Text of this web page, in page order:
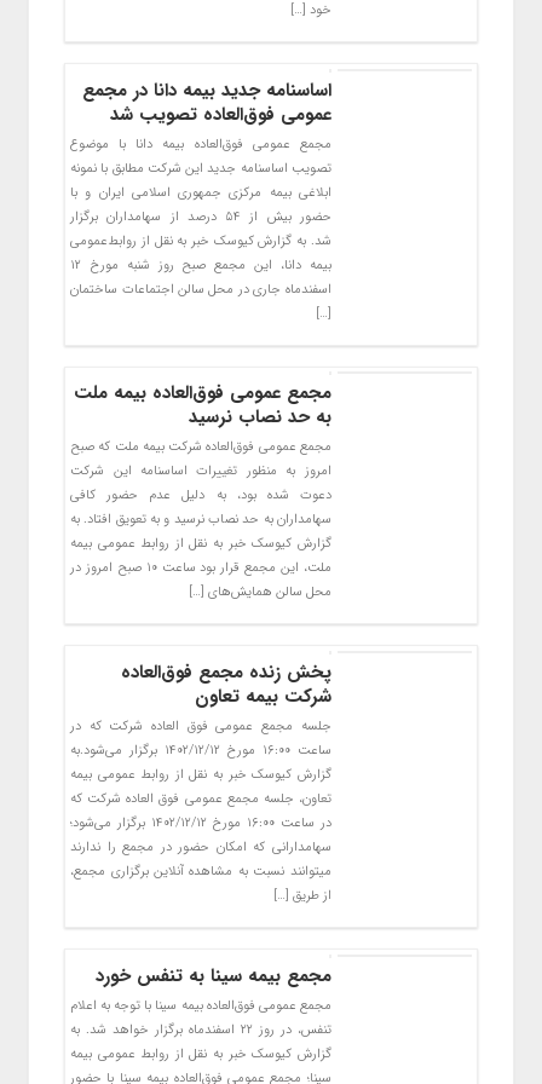
خود […]
اساسنامه جدید بیمه دانا در مجمع
عمومی فوق‌العاده تصویب شد
مجمع عمومی فوق‌العاده بیمه دانا با موضوع
تصویب اساسنامه جدید این شرکت مطابق با نمونه
ابلاغی بیمه مرکزی جمهوری اسلامی ایران و با
حضور بیش از ۵۴ درصد از سهامداران برگزار
شد. به گزارش کیوسک خبر به نقل از روابط‌عمومی
بیمه دانا، این مجمع صبح روز شنبه مورخ ۱۲
اسفند‌ماه جاری در محل سالن اجتماعات ساختمان
[…]
مجمع عمومی فوق‌العاده بیمه ملت
به حد نصاب نرسید
مجمع عمومی فوق‌العاده شرکت بیمه ملت که صبح
امروز به منظور تغییرات اساسنامه این شرکت
دعوت شده بود، به دلیل عدم حضور کافی
سهامداران به حد نصاب نرسید و به تعویق افتاد. به
گزارش کیوسک خبر به نقل از روابط عمومی بیمه
ملت، این مجمع قرار بود ساعت ۱۰ صبح امروز در
محل سالن همایش‌های […]
پخش زنده مجمع فوق‌العاده
شرکت بیمه تعاون
جلسه مجمع عمومی فوق العاده شرکت که در
ساعت ۱۶:۰۰ مورخ ۱۴۰۲/۱۲/۱۲ برگزار می‌شود.به
گزارش کیوسک خبر به نقل از روابط عمومی بیمه
تعاون، جلسه مجمع عمومی فوق العاده شرکت که
در ساعت ۱۶:۰۰ مورخ ۱۴۰۲/۱۲/۱۲ برگزار می‌شود؛
سهامدارانی که امکان حضور در مجمع را ندارند
میتوانند نسبت به مشاهده آنلاین برگزاری مجمع،
از طریق […]
مجمع بیمه سینا به تنفس خورد
مجمع عمومی فوق‌العاده بیمه سینا با توجه به اعلام
تنفس، در روز ۲۲ اسفندماه برگزار خواهد شد. به
گزارش کیوسک خبر به نقل از روابط عمومی بیمه
سینا؛ مجمع عمومی فوق‌العاده بیمه سینا با حضور